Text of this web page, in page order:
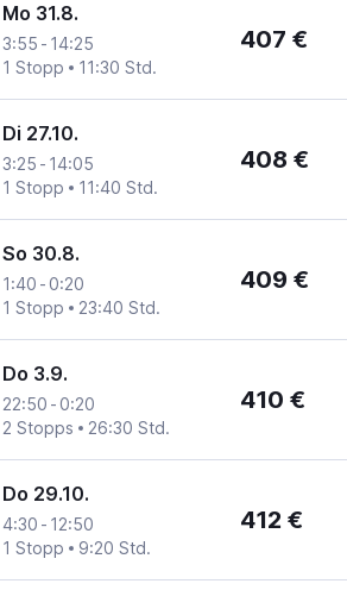
Mo 31.8.
3:55 - 14:25
1 Stopp
11:30 Std.
407 €
Di 27.10.
3:25 - 14:05
1 Stopp
11:40 Std.
408 €
So 30.8.
1:40 - 0:20
1 Stopp
23:40 Std.
409 €
Do 3.9.
22:50 - 0:20
2 Stopps
26:30 Std.
410 €
Do 29.10.
4:30 - 12:50
1 Stopp
9:20 Std.
412 €